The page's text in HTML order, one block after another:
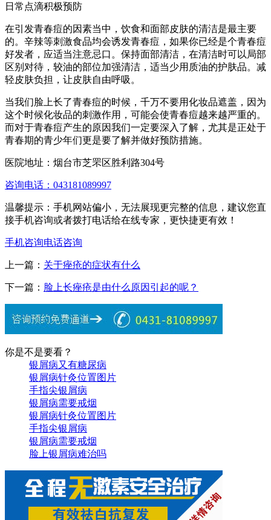
日常点滴积极预防
在引发青春痘的因素当中，饮食和面部皮肤的清洁是最主要
的。辛辣等刺激食品均会诱发青春痘，如果你已经是个青春痘
好发者，应适当注意忌口。保持面部清洁，在清洁时可以局部
区别对待，较油的部位加强清洁，适当少用质油的护肤品。减
轻皮肤负担，让皮肤自由呼吸。
当我们脸上长了青春痘的时候，千万不要用化妆品遮盖，因为
这个时候化妆品的刺激作用，可能会使青春痘越来越严重的。
而对于青春痘产生的原因我们一定要深入了解，尤其是正处于
青春期的青少年们更是要了解并做好预防措施。
医院地址：烟台市芝罘区胜利路304号
咨询电话：043181089997
温馨提示：手机网站偏小，无法展现更完整的信息，建议您直
接手机咨询或者拨打电话给在线专家，更快捷更有效！
手机咨询电话咨询
上一篇： 关于痤疮的症状有什么
下一篇： 脸上长痤疮是由什么原因引起的呢？
你是不是要看？
银屑病又有糖尿病
银屑病针灸位置图片
手指尖银屑病
银屑病需要戒烟
银屑病针灸位置图片
手指尖银屑病
银屑病需要戒烟
脸上银屑病难治吗